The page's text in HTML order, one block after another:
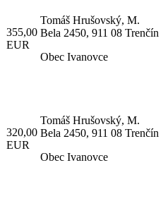
355,00
EUR
Tomáš Hrušovský, M.
Bela 2450, 911 08 Trenčín
Obec Ivanovce
320,00
EUR
Tomáš Hrušovský, M.
Bela 2450, 911 08 Trenčín
Obec Ivanovce